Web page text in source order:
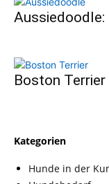
Aussiedoodle:
Boston Terrier
Kategorien
Hunde in der